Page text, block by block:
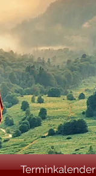
Terminkalender